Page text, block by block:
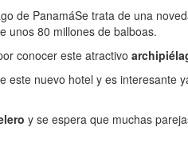
de PanamáSe trata de una
unos 80 millones de balboas.
conocer este atractivo
este nuevo hotel y es interesante
y se espera que muchas